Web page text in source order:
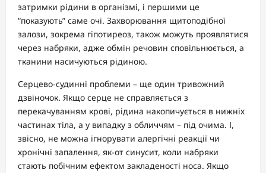
затримки рідини в організмі, і першими це
“показують” саме очі. Захворювання щитоподібної
залози, зокрема гіпотиреоз, також можуть проявлятися
через набряки, адже обмін речовин сповільнюється, а
тканини насичуються рідиною.
Серцево-судинні проблеми – ще один тривожний
дзвіночок. Якщо серце не справляється з
перекачуванням крові, рідина накопичується в нижніх
частинах тіла, а у випадку з обличчям – під очима. І,
звісно, не можна ігнорувати алергічні реакції чи
хронічні запалення, як-от синусит, коли набряки
стають побічним ефектом закладеності носа. Якщо